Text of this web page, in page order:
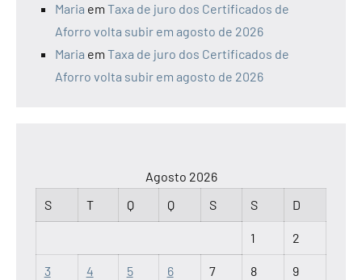
Maria em Taxa de juro dos Certificados de
Aforro volta subir em agosto de 2026
Maria em Taxa de juro dos Certificados de
Aforro volta subir em agosto de 2026
Agosto 2026
S
T Q Q S S D
1 2
3 4 5 6 7 8 9